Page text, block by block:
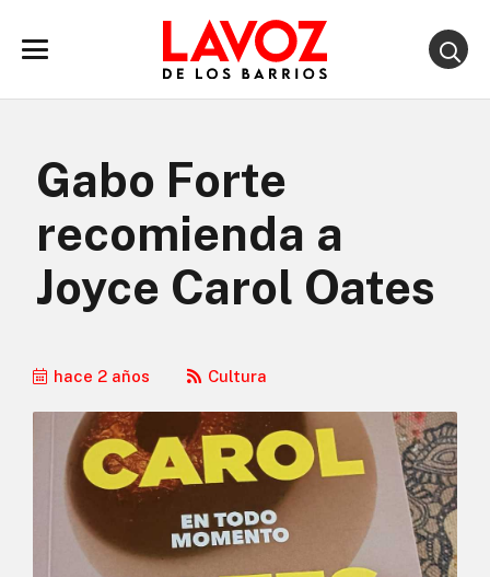
Gabo Forte
recomienda a
Joyce Carol Oates
hace 2 años Cultura